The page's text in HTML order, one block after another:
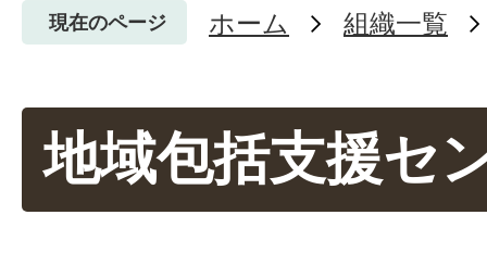
現在のページ ホーム 組織一覧
地域包括支援セ